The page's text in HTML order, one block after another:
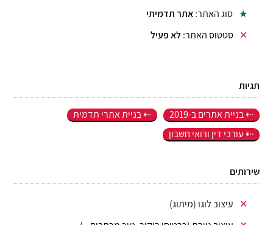
סוג האתר:אתר תדמיתי
סטטוס האתר:לא פעיל
תגיות
בניית אתרים ב-2019
בניית אתרי תדמית
עורכי דין ורואי חשבון
שירותים
עיצוב לוגו (מיתוג)